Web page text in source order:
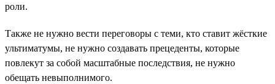
роли.
Также не нужно вести переговоры с теми, кто ставит жёсткие
ультиматумы, не нужно создавать прецеденты, которые
повлекут за собой масштабные последствия, не нужно
обещать невыполнимого.